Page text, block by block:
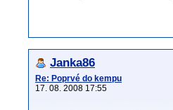
Janka86
Re: Poprvé do kempu
17. 08. 2008 17:55